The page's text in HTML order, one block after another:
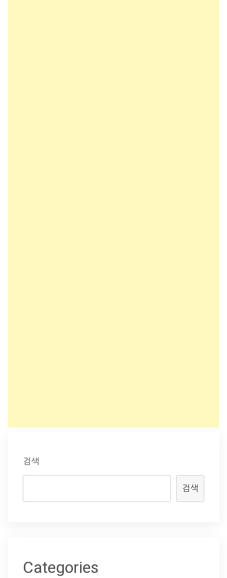
검색
검색
Categories